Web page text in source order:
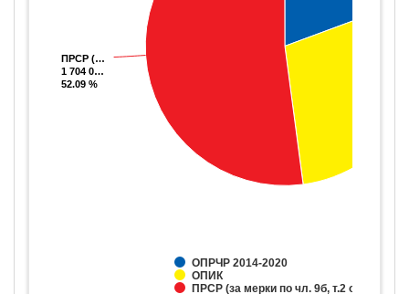
ПРСР (…
1 704 0…
52.09 %
ПРСР (…
1 704 0…
52.09 %
ОПРЧР 2014-2020
ОПИК
ПРСР (за мерки по чл. 9б, т.2 от ЗПЗП)